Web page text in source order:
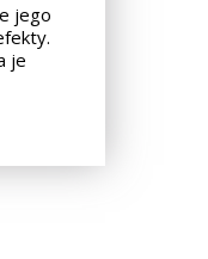
jego
je